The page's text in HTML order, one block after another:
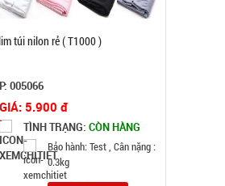
000389
11.500 đ
TÌNH TRẠNG:CÒN HÀNG
Bảo hành: Test